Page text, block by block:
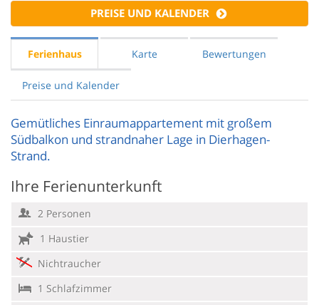
PREISE UND KALENDER
Ferienhaus Karte Bewertungen
Preise und Kalender
Gemütliches Einraumappartement mit großem
Südbalkon und strandnaher Lage in Dierhagen-
Strand.
Ihre Ferienunterkunft
2 Personen
1 Haustier
Nichtraucher
1 Schlafzimmer